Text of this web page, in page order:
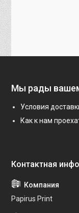
Мы рады
Условия
Как к нам
Papirus Print